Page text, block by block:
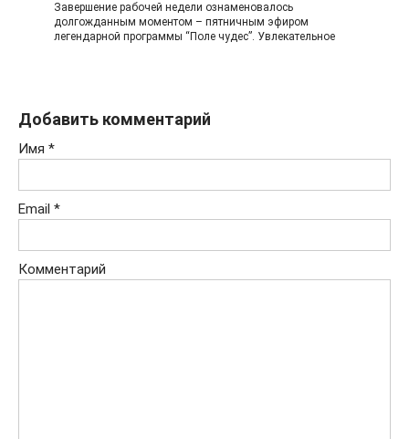
Завершение рабочей недели ознаменовалось
долгожданным моментом – пятничным эфиром
легендарной программы “Поле чудес”. Увлекательное
Добавить комментарий
Имя *
Email *
Комментарий